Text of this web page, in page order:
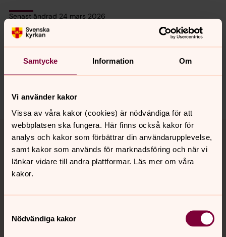
Samtycke Information Om
Vi använder kakor
Vissa av våra kakor (cookies) är nödvändiga för att
webbplatsen ska fungera. Här finns också kakor för
analys och kakor som förbättrar din användarupplevelse,
samt kakor som används för marknadsföring och när vi
länkar vidare till andra plattformar. Läs mer om våra
kakor.
Nödvändiga kakor
Senast ändrad 24 mars 2026
Synpunkter eller frågor på sidans
innehåll?
Dela
Tillbaka till toppen
Tillbaka till innehållet
Kontakt